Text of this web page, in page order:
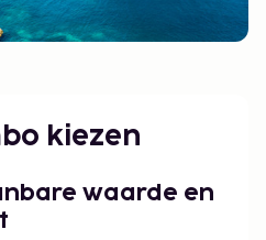
kiezen
waarde en